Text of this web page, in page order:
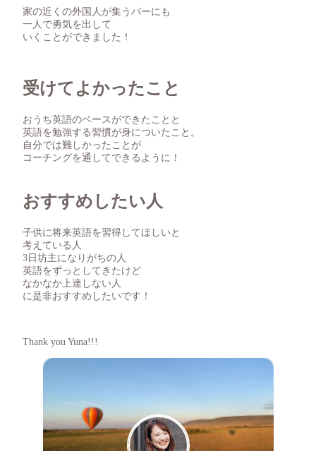
家の近くの外国人が集うバーにも
一人で勇気を出して
いくことができました！
受けてよかったこと
おうち英語のベースができたことと
英語を勉強する習慣が身についたこと。
自分では難しかったことが
コーチングを通してできるように！
おすすめしたい人
子供に将来英語を習得してほしいと
考えている人
3日坊主になりがちの人
英語をずっとしてきたけど
なかなか上達しない人
に是非おすすめしたいです！
Thank you Yuna!!!